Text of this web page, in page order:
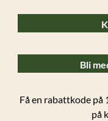
Ofte
Bli
Få en rabattkode på
på